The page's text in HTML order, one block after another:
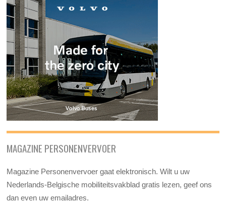
MAGAZINE PERSONENVERVOER
Magazine Personenvervoer gaat elektronisch. Wilt u uw
Nederlands-Belgische mobiliteitsvakblad gratis lezen, geef ons
dan even uw emailadres.